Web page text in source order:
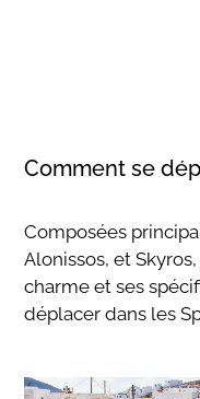
Comment se
Composées
Alonissos, et
charme et ses
déplacer dans les